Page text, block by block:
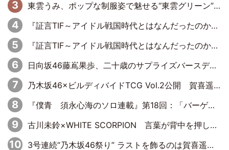
東雲うみ、ポップな制服姿で魅せる“東雲グリーン”の正体
『証言TIF～アイドル戦国時代とはなんだったのか～』第8回：Negicco・Nao☆×Megu×Kaede「東京からオファーが来たのと、梨の皮剥きとどっちが大事なんだって」
『証言TIF～アイドル戦国時代とはなんだったのか～』第10回：さくら学院・武藤彩未×飯田らうら「正直、中3で辞めるというのを信じてなくて。そう言われてはいたけど、嘘でしょって」
日向坂46藤嶌果歩、二十歳のサプライズバースデーに大喜び「頼られる先輩になれるように努力していきたい」
乃木坂46×ビルディバイドTCG Vol.2公開 賀喜遥香＆田村真佑が『京まふ』ステージに登壇
『僕青 須永心海のソロ連載』第18回：「バーゲンセールハンターみうな inしまむら」編
古川未鈴×WHITE SCORPION 言葉が背中を押した“それぞれの決意”
3号連続“乃木坂46祭り” ラストを飾るのは賀喜遥香…5年ぶりの登場に「5年分大人になった私を見ていただけたら」